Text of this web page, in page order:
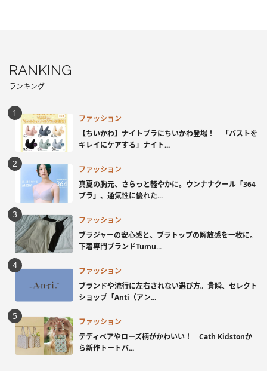
RANKING
ランキング
ファッション
【ちいかわ】ナイトブラにちいかわ登場！ 「バストを
キレイにケアする」ナイト...
ファッション
真夏の胸元、さらっと軽やかに。ウンナナクール「364
ブラ」、通気性に優れた...
ファッション
ブラジャーの安心感と、ブラトップの解放感を一枚に。
下着専門ブランドTumu...
ファッション
ブランドや流行に左右されない選び方。貴瞬、セレクト
ショップ「Anti（アン...
ファッション
テディベアやローズ柄がかわいい！ Cath Kidstonか
ら新作トートバ...